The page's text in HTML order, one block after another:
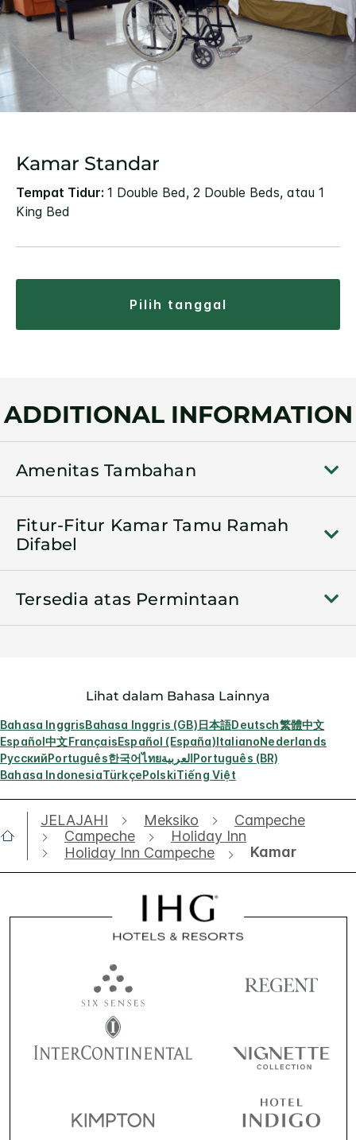
Kamar Standar
Tempat Tidur: 1 Double Bed, 2 Double Beds, atau 1
King Bed
pilih tanggal
ADDITIONAL INFORMATION
Amenitas Tambahan
Fitur-Fitur Kamar Tamu Ramah
Difabel
Tersedia atas Permintaan
Lihat dalam Bahasa Lainnya
Bahasa InggrisBahasa Inggris (GB)日本語Deutsch繁體中文
Español中文FrançaisEspañol (España)ItalianoNederlands
РусскийPortuguês한국어ไทยالعربيةPortuguês (BR)
Bahasa IndonesiaTürkçePolskiTiếng Việt
JELAJAHI Meksiko
Campeche
Campeche
Holiday Inn
Holiday Inn Campeche
Kamar